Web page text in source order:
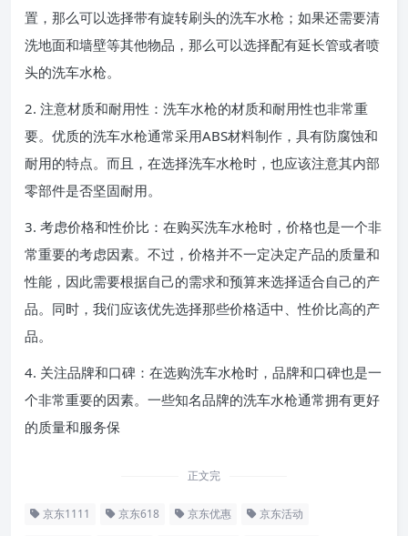
置，那么可以选择带有旋转刷头的洗车水枪；如果还需要清
洗地面和墙壁等其他物品，那么可以选择配有延长管或者喷
头的洗车水枪。
2. 注意材质和耐用性：洗车水枪的材质和耐用性也非常重
要。优质的洗车水枪通常采用ABS材料制作，具有防腐蚀和
耐用的特点。而且，在选择洗车水枪时，也应该注意其内部
零部件是否坚固耐用。
3. 考虑价格和性价比：在购买洗车水枪时，价格也是一个非
常重要的考虑因素。不过，价格并不一定决定产品的质量和
性能，因此需要根据自己的需求和预算来选择适合自己的产
品。同时，我们应该优先选择那些价格适中、性价比高的产
品。
4. 关注品牌和口碑：在选购洗车水枪时，品牌和口碑也是一
个非常重要的因素。一些知名品牌的洗车水枪通常拥有更好
的质量和服务保
正文完
京东1111 京东618 京东优惠 京东活动